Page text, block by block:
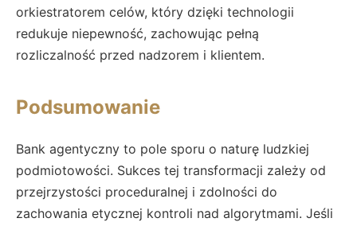
orkiestratorem celów, który dzięki technologii
redukuje niepewność, zachowując pełną
rozliczalność przed nadzorem i klientem.
Podsumowanie
Bank agentyczny to pole sporu o naturę ludzkiej
podmiotowości. Sukces tej transformacji zależy od
przejrzystości proceduralnej i zdolności do
zachowania etycznej kontroli nad algorytmami. Jeśli